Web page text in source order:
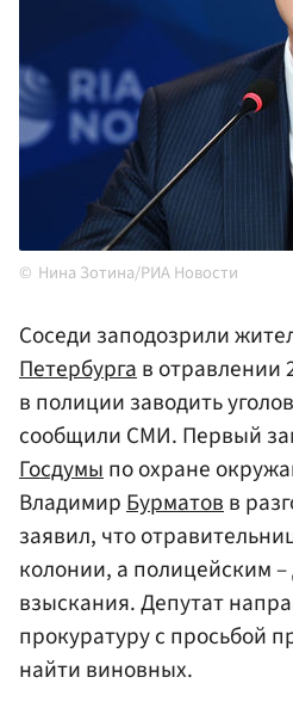
Нина Зотина/РИА Новости
Соседи заподозрили
Петербургав отравлении
в полиции заводить
сообщили СМИ. Первый
Госдумыпо охране
ВладимирБурматовв
заявил, что
колонии, а полицейским
взыскания. Депутат
прокуратуру с просьбой
найти виновных.